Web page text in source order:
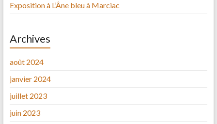
Exposition à L’Âne bleu à Marciac
Archives
août 2024
janvier 2024
juillet 2023
juin 2023